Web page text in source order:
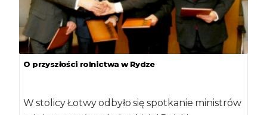
O przyszłości rolnictwa w Rydze
W stolicy Łotwy odbyło się spotkanie ministrów